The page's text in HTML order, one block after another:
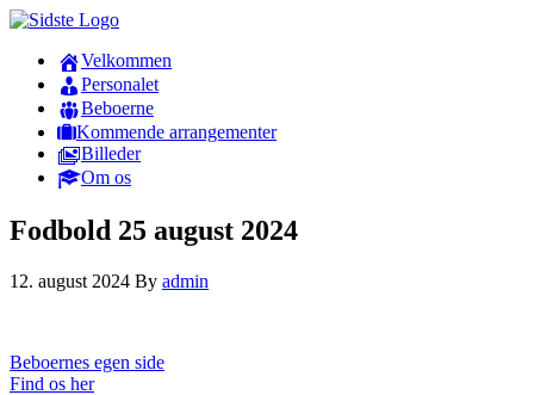
Velkommen
Personalet
Beboerne
Kommende arrangementer
Billeder
Om os
Fodbold 25 august 2024
12. august 2024 By admin
Beboernes egen side
Find os her